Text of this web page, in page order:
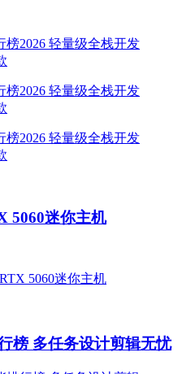
5060迷你主机
榜 多任务设计剪辑无忧